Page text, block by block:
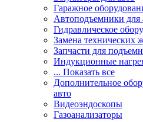
Гаражное
Автоподъемники для
Гидравлическое
Замена технических
Запчасти для
Индукционные
... Показать все
Дополнительное
авто
Видеоэндоскопы
Газоанализаторы